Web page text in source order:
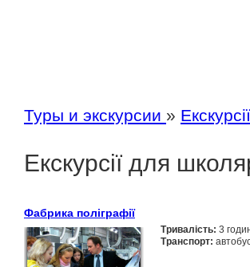
Туры и экскурсии »
Екскурсії для
Фабрика поліграфії
Тривалість: 3
Транспорт: